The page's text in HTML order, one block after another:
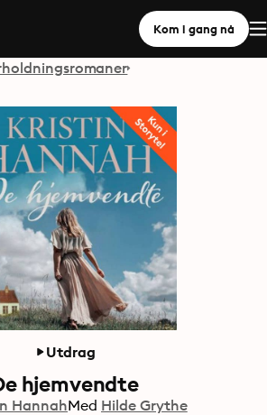
Kom i gang nå
Utdrag
hjemvendte
HannahMed Hilde Grythe